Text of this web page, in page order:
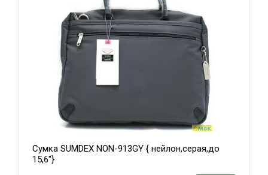
Сумка SUMDEX NON-913GY { нейлон,серая,до
15,6"}